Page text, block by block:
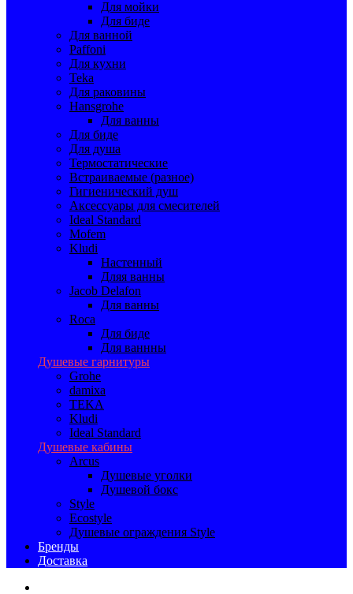
Для мойки
Для биде
Для ванной
Paffoni
Для кухни
Teka
Для раковины
Hansgrohe
Для ванны
Для биде
Для душа
Термостатические
Встраиваемые (разное)
Гигиенический душ
Аксессуары для смесителей
Ideal Standard
Mofem
Kludi
Настенный
Дляя ванны
Jacob Delafon
Для ванны
Roca
Для биде
Для ваннны
Душевые гарнитуры
Grohe
damixa
TEKA
Kludi
Ideal Standard
Душевые кабины
Arcus
Душевые уголки
Душевой бокс
Style
Ecostyle
Душевые ограждения Style
Бренды
Доставка